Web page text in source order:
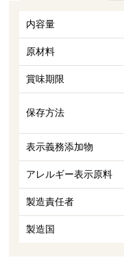
内容量
原材料
賞味期限
保存方法
表示義務添加物
アレルギー表示原料
製造責任者
製造国